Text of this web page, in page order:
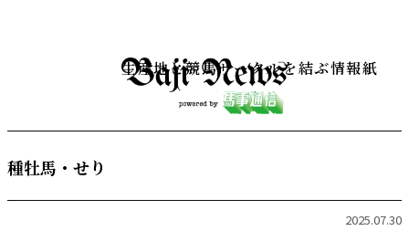
生産地と競馬サークルを結ぶ情報紙
種牡馬・せり
2025.07.30